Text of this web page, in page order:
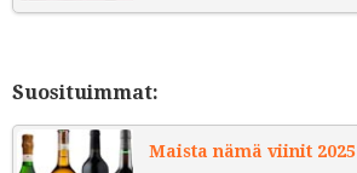
Suosituimmat:
Maista nämä viinit 2025